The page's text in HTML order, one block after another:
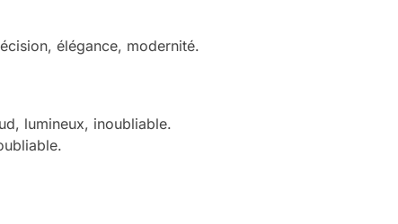
élégance, modernité.
lumineux, inoubliable.